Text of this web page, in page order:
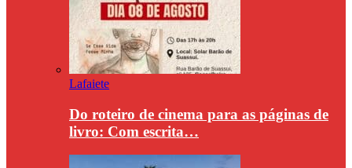
Lafaiete
Do roteiro de cinema para as páginas de
livro: Com escrita…